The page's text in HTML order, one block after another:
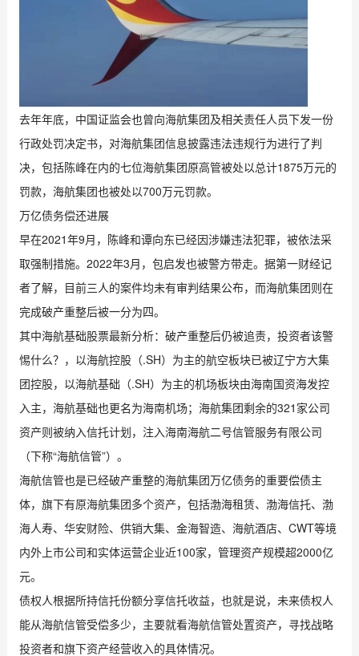
去年年底，中国证监会也曾向海航集团及相关责任人员下发一份
行政处罚决定书，对海航集团信息披露违法违规行为进行了判
决，包括陈峰在内的七位海航集团原高管被处以总计1875万元的
罚款，海航集团也被处以700万元罚款。
万亿债务偿还进展
早在2021年9月，陈峰和谭向东已经因涉嫌违法犯罪，被依法采
取强制措施。2022年3月，包启发也被警方带走。据第一财经记
者了解，目前三人的案件均未有审判结果公布，而海航集团则在
完成破产重整后被一分为四。
其中海航基础股票最新分析：破产重整后仍被追责，投资者该警
惕什么？，以海航控股（.SH）为主的航空板块已被辽宁方大集
团控股，以海航基础（.SH）为主的机场板块由海南国资海发控
入主，海航基础也更名为海南机场；海航集团剩余的321家公司
资产则被纳入信托计划，注入海南海航二号信管服务有限公司
（下称“海航信管”）。
海航信管也是已经破产重整的海航集团万亿债务的重要偿债主
体，旗下有原海航集团多个资产，包括渤海租赁、渤海信托、渤
海人寿、华安财险、供销大集、金海智造、海航酒店、CWT等境
内外上市公司和实体运营企业近100家，管理资产规模超2000亿
元。
债权人根据所持信托份额分享信托收益，也就是说，未来债权人
能从海航信管受偿多少，主要就看海航信管处置资产，寻找战略
投资者和旗下资产经营收入的具体情况。